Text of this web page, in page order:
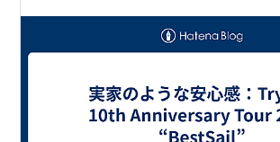
オリジナル。（2017年2月8日発売）
（2017年5月24日発売）
Sail Canvas（2016年5月25日発売）